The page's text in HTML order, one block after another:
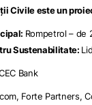
Civile este un
Rompetrol – de
Sustenabilitate:
Bank
Forte Partners,